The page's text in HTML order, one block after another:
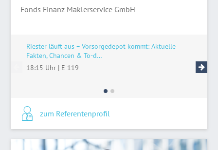
Fonds Finanz Maklerservice GmbH
Riester läuft aus – Vorsorgedepot kommt: Aktuelle
Fakten, Chancen & To-d…
18:15 Uhr | E 119
15:15
zum Referentenprofil